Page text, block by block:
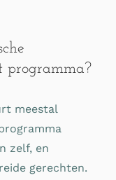
programma?
meestal
zelf, en
gerechten.